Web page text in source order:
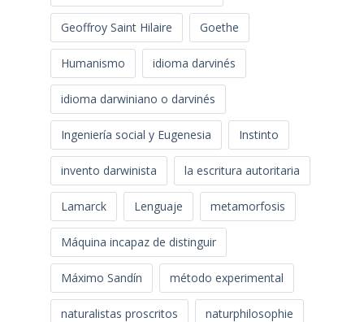
Geoffroy Saint Hilaire Goethe
Humanismo idioma darvinés
idioma darwiniano o darvinés
Ingeniería social y Eugenesia Instinto
invento darwinista la escritura autoritaria
Lamarck Lenguaje metamorfosis
Máquina incapaz de distinguir
Máximo Sandín método experimental
naturalistas proscritos naturphilosophie